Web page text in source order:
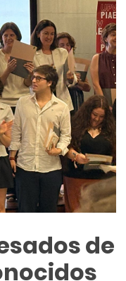
de